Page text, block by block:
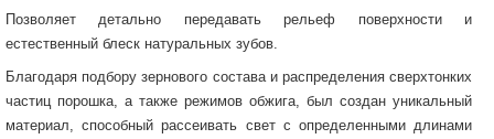
Позволяет детально передавать рельеф поверхности и
естественный блеск натуральных зубов.
Благодаря подбору зернового состава и распределения сверхтонких
частиц порошка, а также режимов обжига, был создан уникальный
материал, способный рассеивать свет с определенными длинами